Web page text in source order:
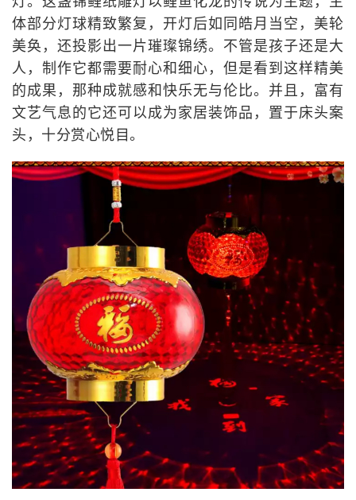
体部分灯球精致繁复，开灯后如同皓月当空，美轮
美奂，还投影出一片璀璨锦绣。不管是孩子还是大
人，制作它都需要耐心和细心，但是看到这样精美
的成果，那种成就感和快乐无与伦比。并且，富有
文艺气息的它还可以成为家居装饰品，置于床头案
头，十分赏心悦目。